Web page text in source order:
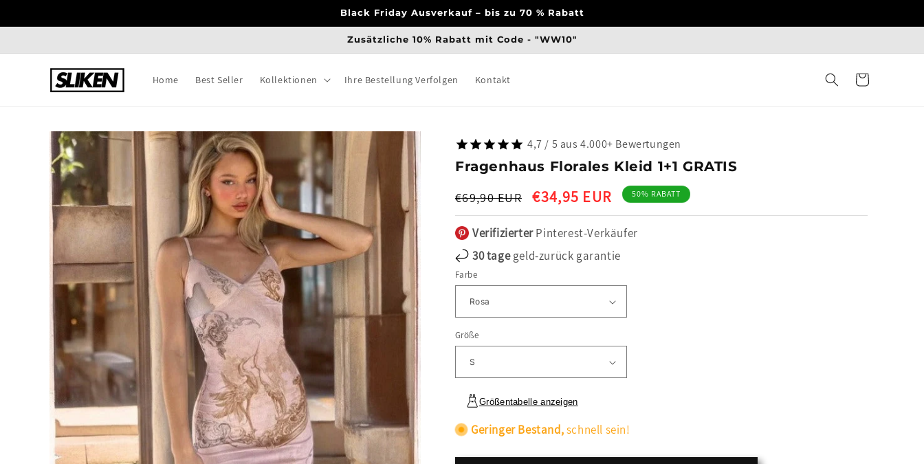
Inhalt
Black Friday Ausverkauf – bis zu 70 % Rabatt
Zusätzliche 10% Rabatt mit Code - "WW10"
Home Best Seller Kollektionen Ihre Bestellung Verfolgen Kontakt Warenkorb
4,7 / 5 aus 4.000+ Bewertungen
Fragenhaus Florales Kleid 1+1 GRATIS
Normaler
Preis
€69,90 EUR Verkaufspreis
€34,95 EUR 50% RABATT
VerifizierterPinterest-Verkäufer
30 tagegeld-zurück garantie
Farbe
Größe
Größentabelle anzeigen
Geringer Bestand,schnell sein!